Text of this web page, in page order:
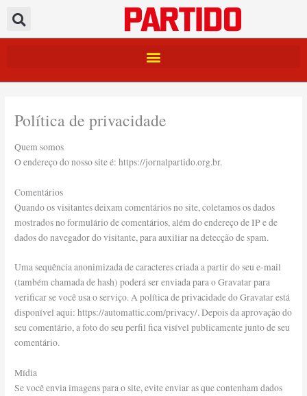
para
o
Política de privacidade
Quem somos
O endereço do nosso site é: https://jornalpartido.org.br.
Comentários
Quando os visitantes deixam comentários no site, coletamos os dados
mostrados no formulário de comentários, além do endereço de IP e de
dados do navegador do visitante, para auxiliar na detecção de spam.
Uma sequência anonimizada de caracteres criada a partir do seu e-mail
(também chamada de hash) poderá ser enviada para o Gravatar para
verificar se você usa o serviço. A política de privacidade do Gravatar está
disponível aqui: https://automattic.com/privacy/. Depois da aprovação do
seu comentário, a foto do seu perfil fica visível publicamente junto de seu
comentário.
Mídia
Se você envia imagens para o site, evite enviar as que contenham dados